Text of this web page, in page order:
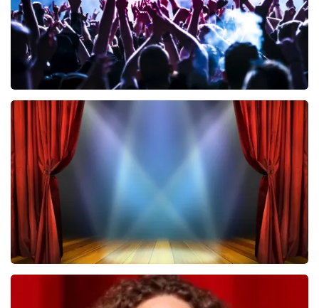
Megadeth
470 laatste 30 minuten
BESTEL NU
40 45 De Musical